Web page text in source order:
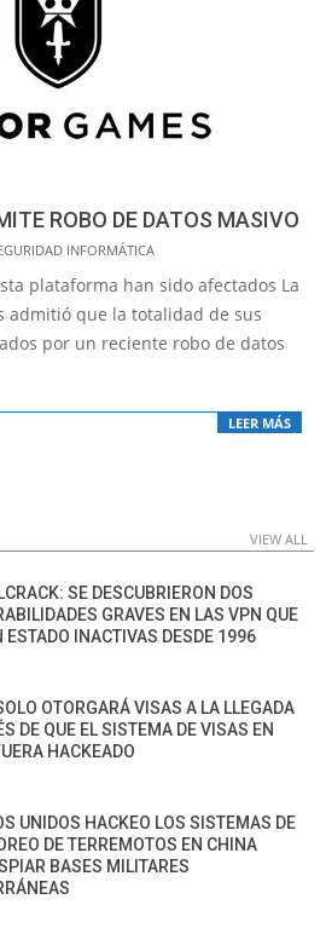
ROBO DE DATOS MASIVO
INFORMÁTICA
plataforma han sido afectados La
admitió que la totalidad de sus
por un reciente robo de datos
LEER MÁS
VIEW ALL
SE DESCUBRIERON DOS
GRAVES EN LAS VPN QUE
ESTADO INACTIVAS DESDE 1996
OTORGARÁ VISAS A LA LLEGADA
DE QUE EL SISTEMA DE VISAS EN
HACKEADO
UNIDOS HACKEO LOS SISTEMAS DE
DE TERREMOTOS EN CHINA
BASES MILITARES